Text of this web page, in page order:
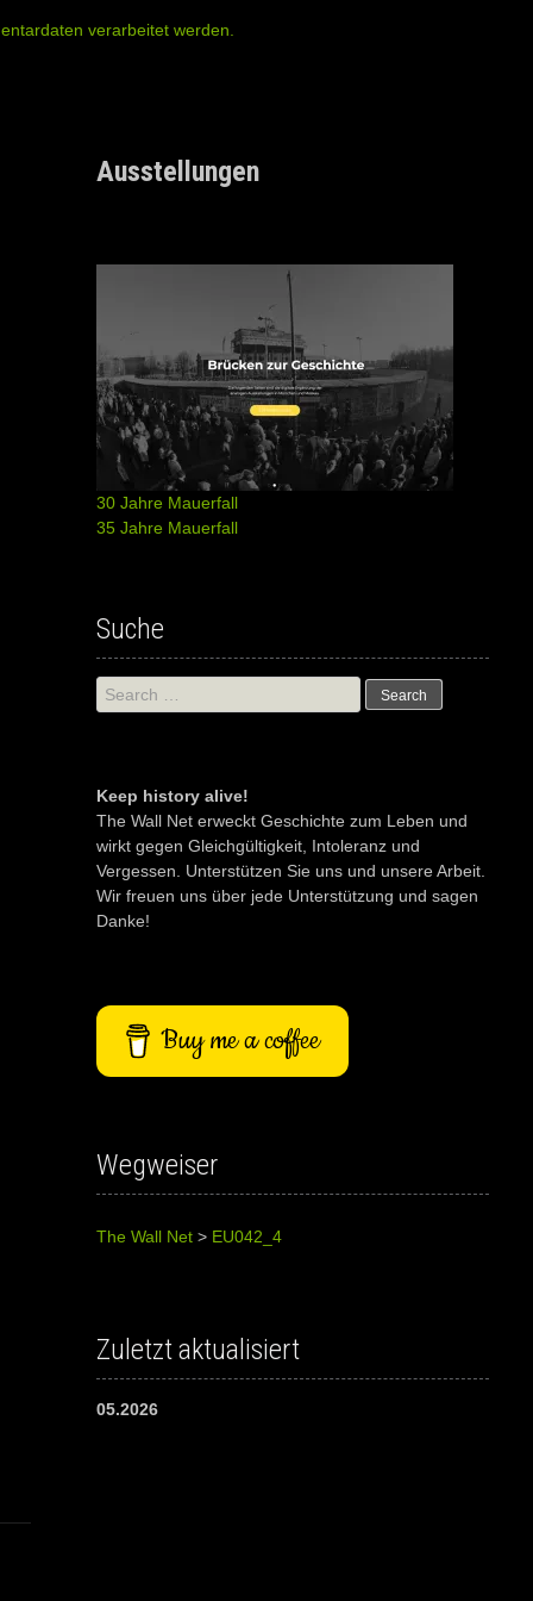
verarbeitet werden.
Ausstellungen
30 Jahre Mauerfall
35 Jahre Mauerfall
Suche
Search
for:
Keep history alive!
The Wall Net erweckt Geschichte zum Leben und
wirkt gegen Gleichgültigkeit, Intoleranz und
Vergessen. Unterstützen Sie uns und unsere Arbeit.
Wir freuen uns über jede Unterstützung und sagen
Danke!
Buy me a coffee
Wegweiser
The Wall Net> EU042_4
Zuletzt aktualisiert
05.2026